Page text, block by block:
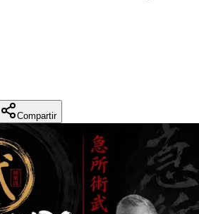
Compartir